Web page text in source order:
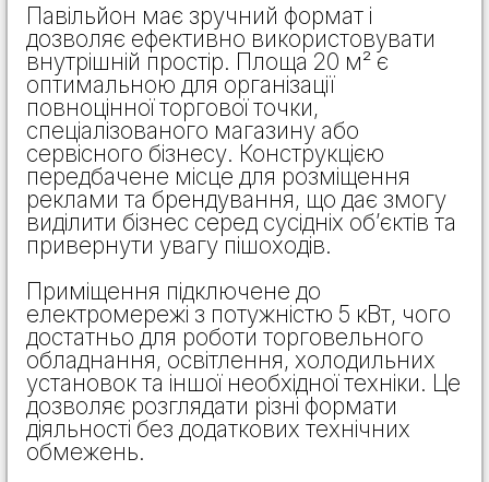
Павільйон має зручний формат і
дозволяє ефективно використовувати
внутрішній простір. Площа 20 м² є
оптимальною для організації
повноцінної торгової точки,
спеціалізованого магазину або
сервісного бізнесу. Конструкцією
передбачене місце для розміщення
реклами та брендування, що дає змогу
виділити бізнес серед сусідніх об’єктів та
привернути увагу пішоходів.
Приміщення підключене до
електромережі з потужністю 5 кВт, чого
достатньо для роботи торговельного
обладнання, освітлення, холодильних
установок та іншої необхідної техніки. Це
дозволяє розглядати різні формати
діяльності без додаткових технічних
обмежень.